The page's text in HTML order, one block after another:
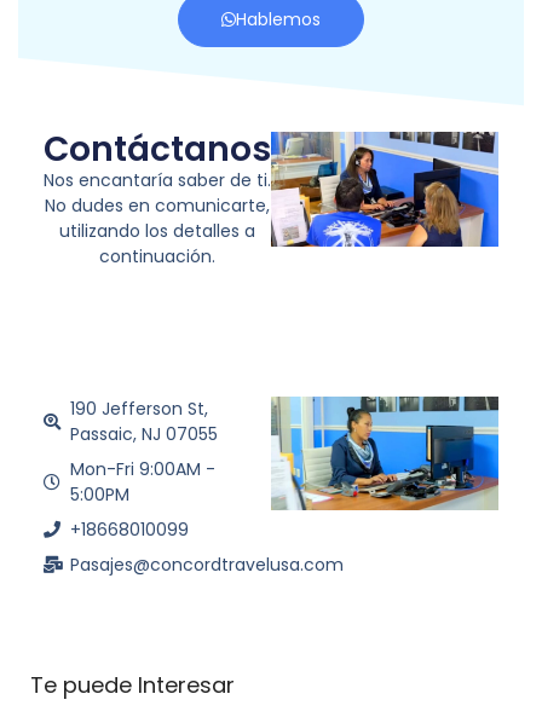
Hablemos
Contáctanos
Nos encantaría saber de ti.
No dudes en comunicarte,
utilizando los detalles a
continuación.
190 Jefferson St,
Passaic, NJ 07055
Mon-Fri 9:00AM -
5:00PM
+18668010099
Pasajes@concordtravelusa.com
Te puede Interesar